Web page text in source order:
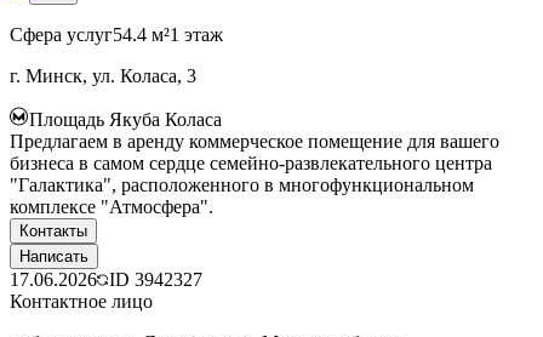
Сфера услуг54.4 м²1 этаж
г. Минск, ул. Коласа, 3
Площадь Якуба Коласа
Предлагаем в аренду коммерческое помещение для вашего
бизнеса в самом сердце семейно-развлекательного центра
"Галактика", расположенного в многофункциональном
комплексе "Атмосфера".
Контакты
Написать
17.06.2026 ID 3942327
Контактное лицо